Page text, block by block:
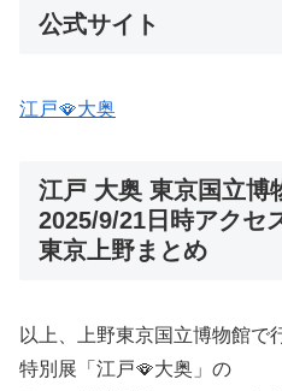
公式サイト
江戸🪭大奥
江戸 大奥 東京国立博
2025/9/21日時アクセ
東京上野まとめ
以上、上野東京国立博物館で
特別展「江戸🪭大奥」の